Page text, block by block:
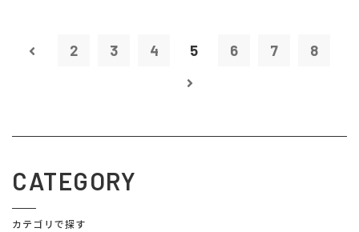
2 3 4 5 6 7 8
CATEGORY
カテゴリで探す